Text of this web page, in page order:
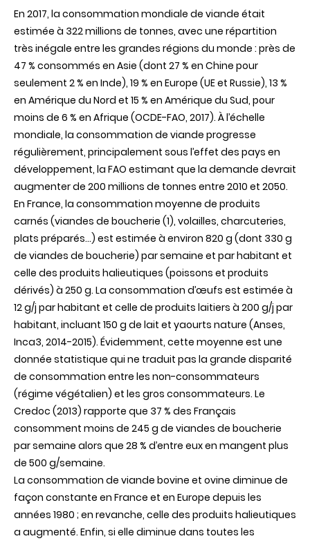
En 2017, la consommation mondiale de viande était
estimée à 322 millions de tonnes, avec une répartition
très inégale entre les grandes régions du monde : près de
47 % consommés en Asie (dont 27 % en Chine pour
seulement 2 % en Inde), 19 % en Europe (UE et Russie), 13 %
en Amérique du Nord et 15 % en Amérique du Sud, pour
moins de 6 % en Afrique (OCDE-FAO, 2017). À l’échelle
mondiale, la consommation de viande progresse
régulièrement, principalement sous l’effet des pays en
développement, la FAO estimant que la demande devrait
augmenter de 200 millions de tonnes entre 2010 et 2050.
En France, la consommation moyenne de produits
carnés (viandes de boucherie (1), volailles, charcuteries,
plats préparés...) est estimée à environ 820 g (dont 330 g
de viandes de boucherie) par semaine et par habitant et
celle des produits halieutiques (poissons et produits
dérivés) à 250 g. La consommation d’œufs est estimée à
12 g/j par habitant et celle de produits laitiers à 200 g/j par
habitant, incluant 150 g de lait et yaourts nature (Anses,
Inca3, 2014-2015). Évidemment, cette moyenne est une
donnée statistique qui ne traduit pas la grande disparité
de consommation entre les non-consommateurs
(régime végétalien) et les gros consommateurs. Le
Credoc (2013) rapporte que 37 % des Français
consomment moins de 245 g de viandes de boucherie
par semaine alors que 28 % d’entre eux en mangent plus
de 500 g/semaine.
La consommation de viande bovine et ovine diminue de
façon constante en France et en Europe depuis les
années 1980 ; en revanche, celle des produits halieutiques
a augmenté. Enfin, si elle diminue dans toutes les